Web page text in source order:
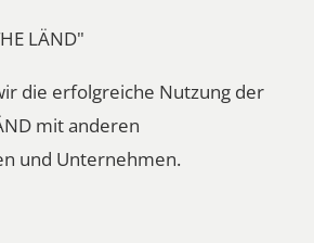
LÄND"
die erfolgreiche Nutzung der
mit anderen
und Unternehmen.